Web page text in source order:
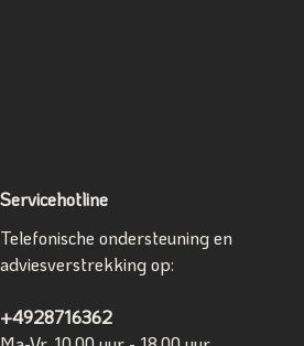
Servicehotline
Telefonische ondersteuning en
adviesverstrekking op:
+4928716362